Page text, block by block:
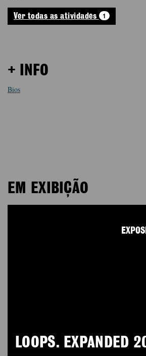
Ver todas as atividades 1
+ INFO
Bios
EM EXIBIÇÃO
LOOPS. EXPANDED